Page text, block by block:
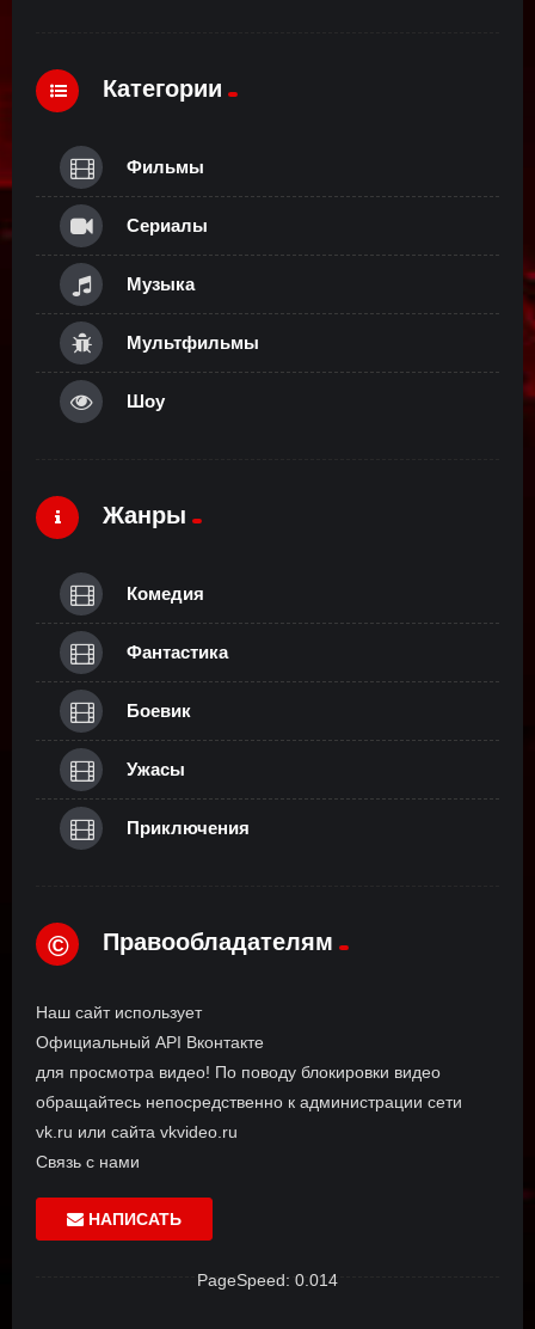
Категории
Фильмы
Сериалы
Музыка
Мультфильмы
Шоу
Жанры
Комедия
Фантастика
Боевик
Ужасы
Приключения
© Правообладателям
Наш сайт использует
Официальный API Вконтакте
для просмотра видео! По поводу блокировки видео
обращайтесь непосредственно к администрации сети
vk.ru или сайта vkvideo.ru
Связь с нами
НАПИСАТЬ
PageSpeed: 0.014